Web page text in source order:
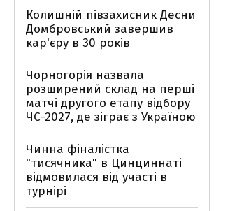
Колишній півзахисник Десни
Домбровський завершив
кар'єру в 30 років
Чорногорія назвала
розширений склад на перші
матчі другого етапу відбору
ЧС-2027, де зіграє з Україною
Чинна фіналістка
"тисячника" в Цинциннаті
відмовилася від участі в
турнірі